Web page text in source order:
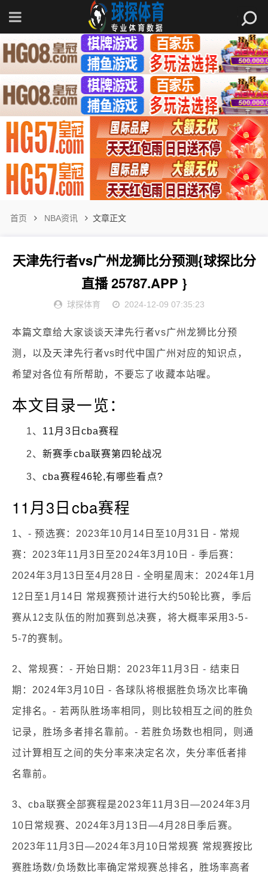
首页 NBA资讯 文章正文
天津先行者vs广州龙狮比分预测{球探比分
直播 25787.APP }
球探体育 2024-12-09 07:35:23
本篇文章给大家谈谈天津先行者vs广州龙狮比分预
测，以及天津先行者vs时代中国广州对应的知识点，
希望对各位有所帮助，不要忘了收藏本站喔。
本文目录一览：
1、 11月3日cba赛程
2、新赛季cba联赛第四轮战况
3、cba赛程46轮,有哪些看点?
11月3日cba赛程
1、- 预选赛：2023年10月14日至10月31日 - 常规
赛：2023年11月3日至2024年3月10日 - 季后赛：
2024年3月13日至4月28日 - 全明星周末：2024年1月
12日至1月14日 常规赛预计进行大约50轮比赛，季后
赛从12支队伍的附加赛到总决赛，将大概率采用3-5-
5-7的赛制。
2、常规赛：- 开始日期：2023年11月3日 - 结束日
期：2024年3月10日 - 各球队将根据胜负场次比率确
定排名。- 若两队胜场率相同，则比较相互之间的胜负
记录，胜场多者排名靠前。- 若胜负场数也相同，则通
过计算相互之间的失分率来决定名次，失分率低者排
名靠前。
3、cba联赛全部赛程是2023年11月3日—2024年3月
10日常规赛、2024年3月13日—4月28日季后赛。
2023年11月3日—2024年3月10日常规赛 常规赛按比
赛胜场数/负场数比率确定常规赛总排名，胜场率高者